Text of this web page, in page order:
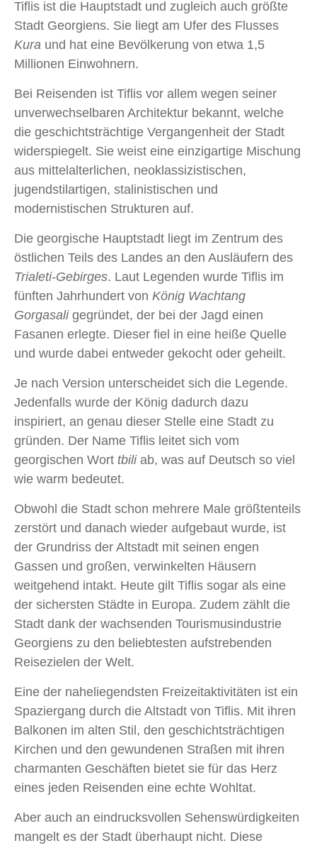
Tiflis ist die Hauptstadt und zugleich auch größte
Stadt Georgiens. Sie liegt am Ufer des Flusses
Kura und hat eine Bevölkerung von etwa 1,5
Millionen Einwohnern.
Bei Reisenden ist Tiflis vor allem wegen seiner
unverwechselbaren Architektur bekannt, welche
die geschichtsträchtige Vergangenheit der Stadt
widerspiegelt. Sie weist eine einzigartige Mischung
aus mittelalterlichen, neoklassizistischen,
jugendstilartigen, stalinistischen und
modernistischen Strukturen auf.
Die georgische Hauptstadt liegt im Zentrum des
östlichen Teils des Landes an den Ausläufern des
Trialeti-Gebirges. Laut Legenden wurde Tiflis im
fünften Jahrhundert von König Wachtang
Gorgasaligegründet, der bei der Jagd einen
Fasanen erlegte. Dieser fiel in eine heiße Quelle
und wurde dabei entweder gekocht oder geheilt.
Je nach Version unterscheidet sich die Legende.
Jedenfalls wurde der König dadurch dazu
inspiriert, an genau dieser Stelle eine Stadt zu
gründen. Der Name Tiflis leitet sich vom
georgischen Wort tbiliab, was auf Deutsch so viel
wie warm bedeutet.
Obwohl die Stadt schon mehrere Male größtenteils
zerstört und danach wieder aufgebaut wurde, ist
der Grundriss der Altstadt mit seinen engen
Gassen und großen, verwinkelten Häusern
weitgehend intakt. Heute gilt Tiflis sogar als eine
der sichersten Städte in Europa. Zudem zählt die
Stadt dank der wachsenden Tourismusindustrie
Georgiens zu den beliebtesten aufstrebenden
Reisezielen der Welt.
Eine der naheliegendsten Freizeitaktivitäten ist ein
Spaziergang durch die Altstadt von Tiflis. Mit ihren
Balkonen im alten Stil, den geschichtsträchtigen
Kirchen und den gewundenen Straßen mit ihren
charmanten Geschäften bietet sie für das Herz
eines jeden Reisenden eine echte Wohltat.
Aber auch an eindrucksvollen Sehenswürdigkeiten
mangelt es der Stadt überhaupt nicht. Diese